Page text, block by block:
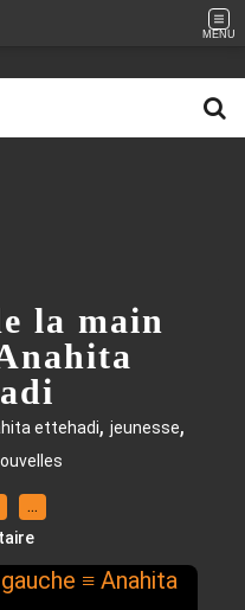
MENU
la main
ettehadi, jeunesse,
…